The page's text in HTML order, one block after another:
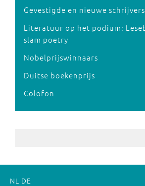
Gevestigde en nieuwe
Literatuur op het podium:
slam poetry
Nobelprijswinnaars
Duitse boekenprijs
Colofon
NL DE